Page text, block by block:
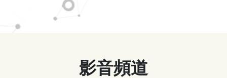
影音頻道